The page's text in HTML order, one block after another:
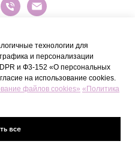
технологии для
и персонализации
и Ф3-152 «О персональных
на использование cookies.
файлов cookies» «Политика
все